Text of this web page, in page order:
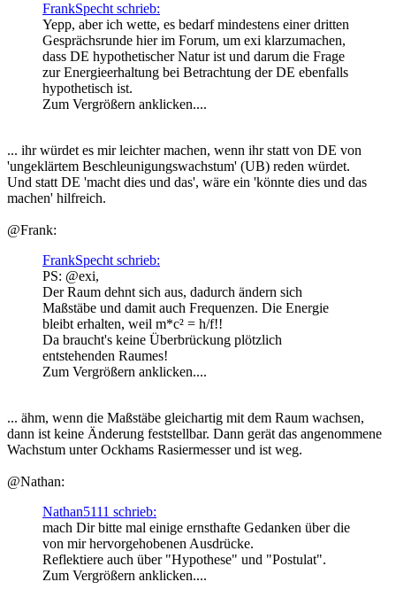
FrankSpecht schrieb:
Yepp, aber ich wette, es bedarf mindestens einer dritten
Gesprächsrunde hier im Forum, um exi klarzumachen,
dass DE hypothetischer Natur ist und darum die Frage
zur Energieerhaltung bei Betrachtung der DE ebenfalls
hypothetisch ist.
Zum Vergrößern anklicken....
... ihr würdet es mir leichter machen, wenn ihr statt von DE von
'ungeklärtem Beschleunigungswachstum' (UB) reden würdet.
Und statt DE 'macht dies und das', wäre ein 'könnte dies und das
machen' hilfreich.
@Frank:
FrankSpecht schrieb:
PS: @exi,
Der Raum dehnt sich aus, dadurch ändern sich
Maßstäbe und damit auch Frequenzen. Die Energie
bleibt erhalten, weil m*c² = h/f!!
Da braucht's keine Überbrückung plötzlich
entstehenden Raumes!
Zum Vergrößern anklicken....
... ähm, wenn die Maßstäbe gleichartig mit dem Raum wachsen,
dann ist keine Änderung feststellbar. Dann gerät das angenommene
Wachstum unter Ockhams Rasiermesser und ist weg.
@Nathan:
Nathan5111 schrieb:
mach Dir bitte mal einige ernsthafte Gedanken über die
von mir hervorgehobenen Ausdrücke.
Reflektiere auch über "Hypothese" und "Postulat".
Zum Vergrößern anklicken....